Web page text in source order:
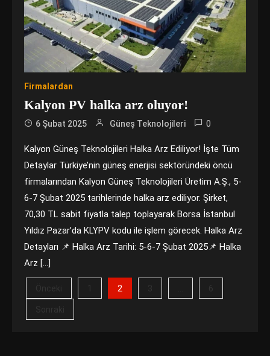
Firmalardan
Kalyon PV halka arz oluyor!
6 Şubat 2025 Güneş Teknolojileri 0
Kalyon Güneş Teknolojileri Halka Arz Ediliyor! İşte Tüm
Detaylar Türkiye’nin güneş enerjisi sektöründeki öncü
firmalarından Kalyon Güneş Teknolojileri Üretim A.Ş., 5-
6-7 Şubat 2025 tarihlerinde halka arz ediliyor. Şirket,
70,30 TL sabit fiyatla talep toplayarak Borsa İstanbul
Yıldız Pazar’da KLYPV kodu ile işlem görecek. Halka Arz
Detayları 📌 Halka Arz Tarihi: 5-6-7 Şubat 2025📌 Halka
Arz […]
Yazı
sayfalaması
Önceki 2
Sonraki